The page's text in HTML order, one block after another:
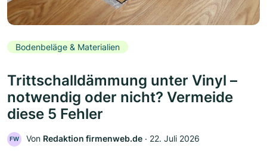
Bodenbeläge & Materialien
Trittschalldämmung unter Vinyl –
notwendig oder nicht? Vermeide
diese 5 Fehler
FW Von Redaktion firmenweb.de ‧ 22. Juli 2026